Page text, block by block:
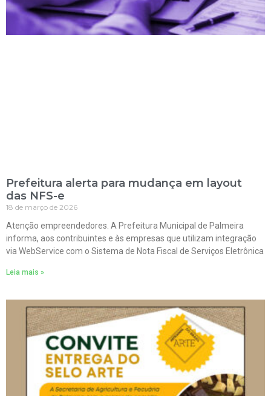
Prefeitura alerta para mudança em layout
das NFS-e
18 de março de 2026
Atenção empreendedores. A Prefeitura Municipal de Palmeira
informa, aos contribuintes e às empresas que utilizam integração
via WebService com o Sistema de Nota Fiscal de Serviços Eletrônica
Leia mais »